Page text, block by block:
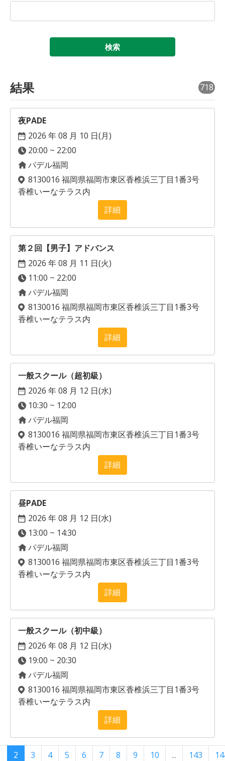
結果 718
夜PADE
2026 年 08 月 10 日(月)
20:00 ~ 22:00
パデル福岡
8130016 福岡県福岡市東区香椎浜三丁目1番3号
香椎いーなテラス内
詳細
第２回【男子】アドバンス
2026 年 08 月 11 日(火)
11:00 ~ 22:00
パデル福岡
8130016 福岡県福岡市東区香椎浜三丁目1番3号
香椎いーなテラス内
詳細
一般スクール（超初級）
2026 年 08 月 12 日(水)
10:30 ~ 12:00
パデル福岡
8130016 福岡県福岡市東区香椎浜三丁目1番3号
香椎いーなテラス内
詳細
昼PADE
2026 年 08 月 12 日(水)
13:00 ~ 14:30
パデル福岡
8130016 福岡県福岡市東区香椎浜三丁目1番3号
香椎いーなテラス内
詳細
一般スクール（初中級）
2026 年 08 月 12 日(水)
19:00 ~ 20:30
パデル福岡
8130016 福岡県福岡市東区香椎浜三丁目1番3号
香椎いーなテラス内
詳細
2 3 4 5 6 7 8 9 10 ... 143